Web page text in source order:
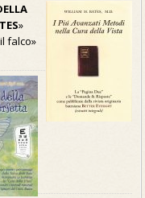
»
falco»